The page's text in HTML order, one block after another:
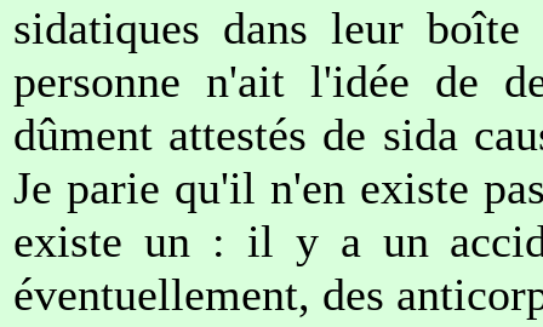
sidatiques dans leur
personne n'ait l'idée de
dûment attestés de sida
Je parie qu'il n'en existe
existe un : il y a un
éventuellement, des